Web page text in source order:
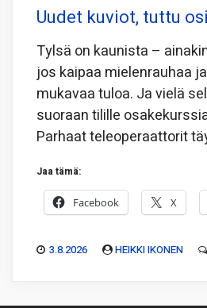
Uudet kuviot, tuttu
Tylsä on kaunista –
jos kaipaa mielenrauhaa
mukavaa tuloa. Ja vielä
suoraan tilille
Parhaat teleoperaattorit
Jaa tämä:
Facebook X
3.8.2026 HEIKKI IKONEN